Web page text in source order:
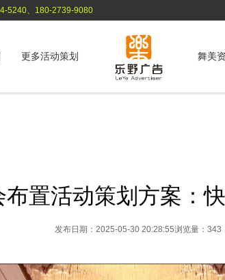
5240、180-2739-9080
更多活动策划 舞美
置活动策划方案：
发布日期：2025-05-30 20:28:55浏览量：343